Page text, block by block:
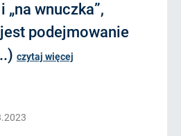
„na wnuczka”,
podejmowanie
czytaj więcej